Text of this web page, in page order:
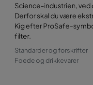
Science-industrien, ved
Derfor skal du være
Kig efter ProSafe-
filter.
Standarder og forskrifter
Foede og drikkevarer